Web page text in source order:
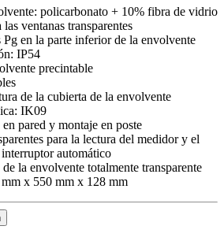
policarbonato + 10% fibra de vidrio
ventanas transparentes
Pg en la parte inferior de la envolvente
IP54
precintable
de la cubierta de la envolvente
IK09
pared y montaje en poste
para la lectura del medidor y el
automático
la envolvente totalmente transparente
x 550 mm x 128 mm